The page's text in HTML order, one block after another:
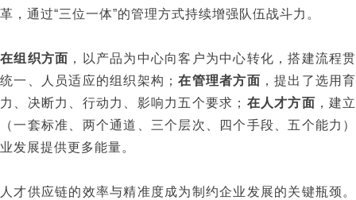
革，通过“三位一体”的管理方式持续增强队伍战斗力。
在组织方面 ，以产品为中心向客户为中心转化，搭建流程
统一、人员适应的组织架构；在管理者方面 ，提出了选用
力、决断力、行动力、影响力五个要求； 在人才方面 ，建
（一套标准、两个通道、三个层次、四个手段、五个能力
业发展提供更多能量。
人才供应链的效率与精准度成为制约企业发展的关键瓶颈